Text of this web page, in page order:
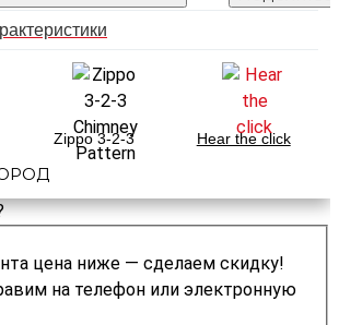
Zippo 3-2-3 Hear the click
цена ниже — сделаем скидку!
на телефон или электронную